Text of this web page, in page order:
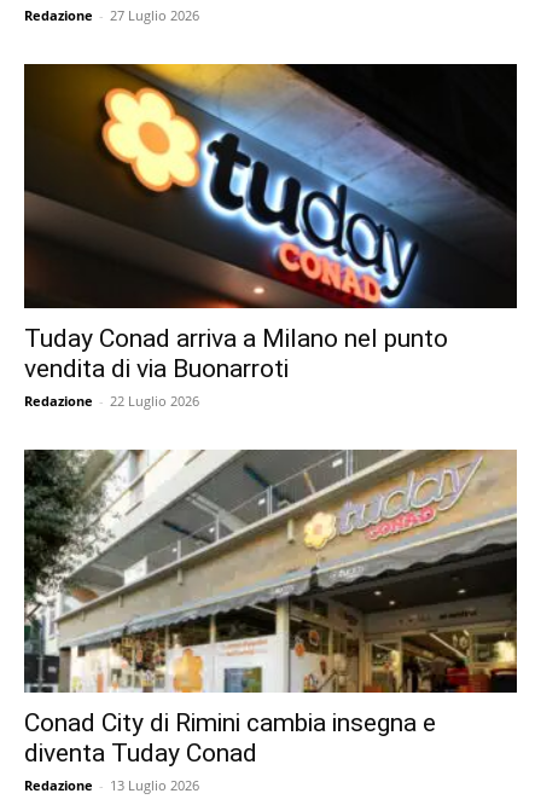
Redazione - 27 Luglio 2026
Tuday Conad arriva a Milano nel punto
vendita di via Buonarroti
Redazione - 22 Luglio 2026
Conad City di Rimini cambia insegna e
diventa Tuday Conad
Redazione - 13 Luglio 2026